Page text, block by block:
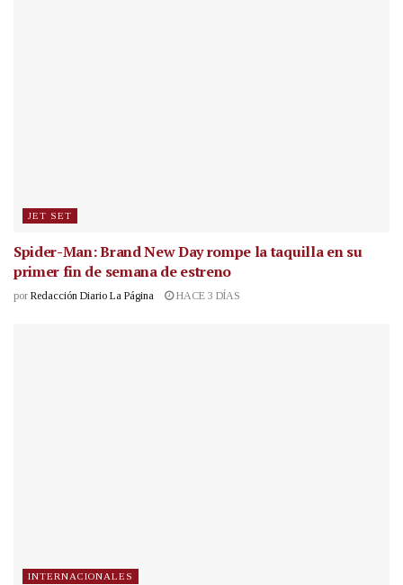
JET SET
Spider-Man: Brand New Day rompe la taquilla en su
primer fin de semana de estreno
por Redacción Diario La Página HACE 3 DÍAS
INTERNACIONALES